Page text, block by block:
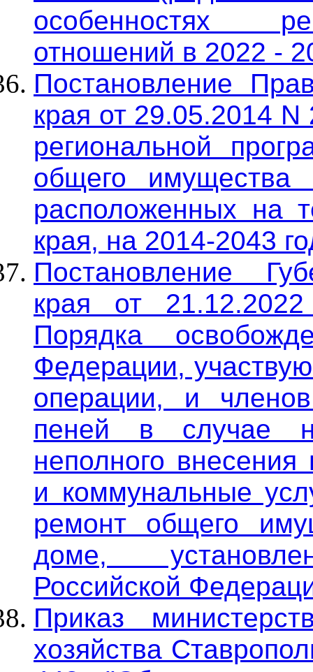
особенностях
отношений в 2022 -
Постановление
края от 29.05.2014
региональной
общего имущества
расположенных на
края, на 2014-2043
Постановление
края от
Порядка
Федерации,
операции, и
пеней в случае
неполного
и коммунальные
ремонт общего
доме,
Российской
Приказ
хозяйства